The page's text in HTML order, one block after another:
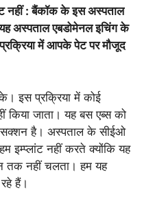
नहीं : बैंकॉक के इस अस्पताल
अस्पताल एबडोमेनल इचिंग के
में आपके पेट पर मौजूद
इस प्रक्रिया में कोई
किया जाता। यह बस एब्स को
है। अस्पताल के सीईओ
इम्प्लांट नहीं करते क्योंकि यह
तक नहीं चलता। हम यह
हैं।